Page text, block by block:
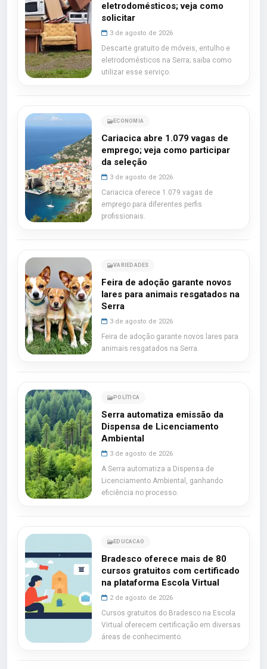
eletrodomésticos; veja como
solicitar
3 de agosto de 2026
Descarte gratuito de móveis, entulho e
eletrodomésticos na Serra; saiba como
utilizar esse serviço.
ECONOMIA
Cariacica abre 1.079 vagas de
emprego; veja como participar
da seleção
3 de agosto de 2026
Cariacica oferece 1.079 vagas de
emprego para diferentes perfis
profissionais.
VARIEDADES
Feira de adoção garante novos
lares para animais resgatados na
Serra
3 de agosto de 2026
Feira de adoção garante novos lares para
animais resgatados na Serra.
POLÍTICA
Serra automatiza emissão da
Dispensa de Licenciamento
Ambiental
3 de agosto de 2026
A Serra automatiza a Dispensa de
Licenciamento Ambiental, ganhando
eficiência no processo.
EDUCACAO
Bradesco oferece mais de 80
cursos gratuitos com certificado
na plataforma Escola Virtual
2 de agosto de 2026
Cursos gratuitos do Bradesco na Escola
Virtual oferecem certificação em diversas
áreas de conhecimento.